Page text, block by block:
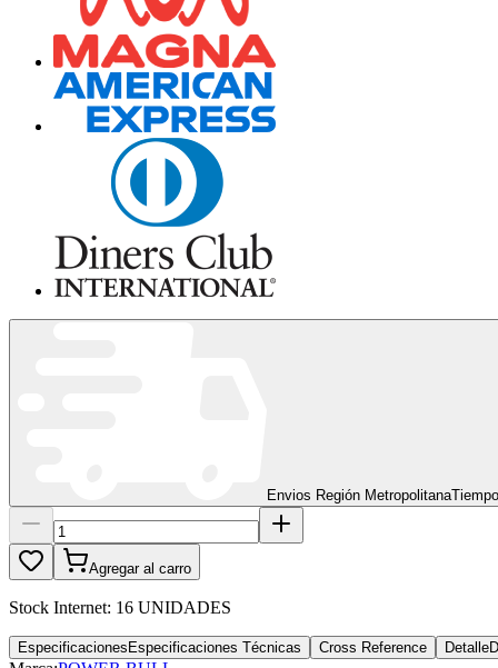
Envios Región Metropolitana
Agregar al carro
Stock Internet: 16 UNIDADES
Especificaciones Especificaciones Técnicas Cross Reference Detalle